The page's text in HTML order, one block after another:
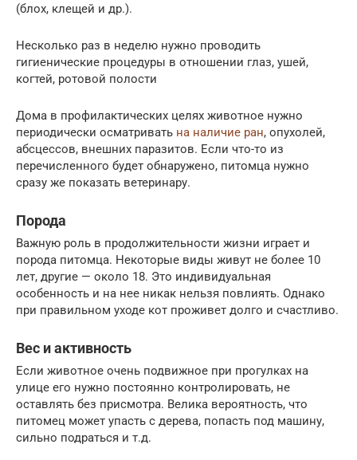
(блох, клещей и др.).
Несколько раз в неделю нужно проводить
гигиенические процедуры в отношении глаз, ушей,
когтей, ротовой полости
Дома в профилактических целях животное нужно
периодически осматривать на наличие ран, опухолей,
абсцессов, внешних паразитов. Если что-то из
перечисленного будет обнаружено, питомца нужно
сразу же показать ветеринару.
Порода
Важную роль в продолжительности жизни играет и
порода питомца. Некоторые виды живут не более 10
лет, другие — около 18. Это индивидуальная
особенность и на нее никак нельзя повлиять. Однако
при правильном уходе кот проживет долго и счастливо.
Вес и активность
Если животное очень подвижное при прогулках на
улице его нужно постоянно контролировать, не
оставлять без присмотра. Велика вероятность, что
питомец может упасть с дерева, попасть под машину,
сильно подраться и т.д.